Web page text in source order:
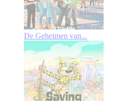
De Geheimen van...